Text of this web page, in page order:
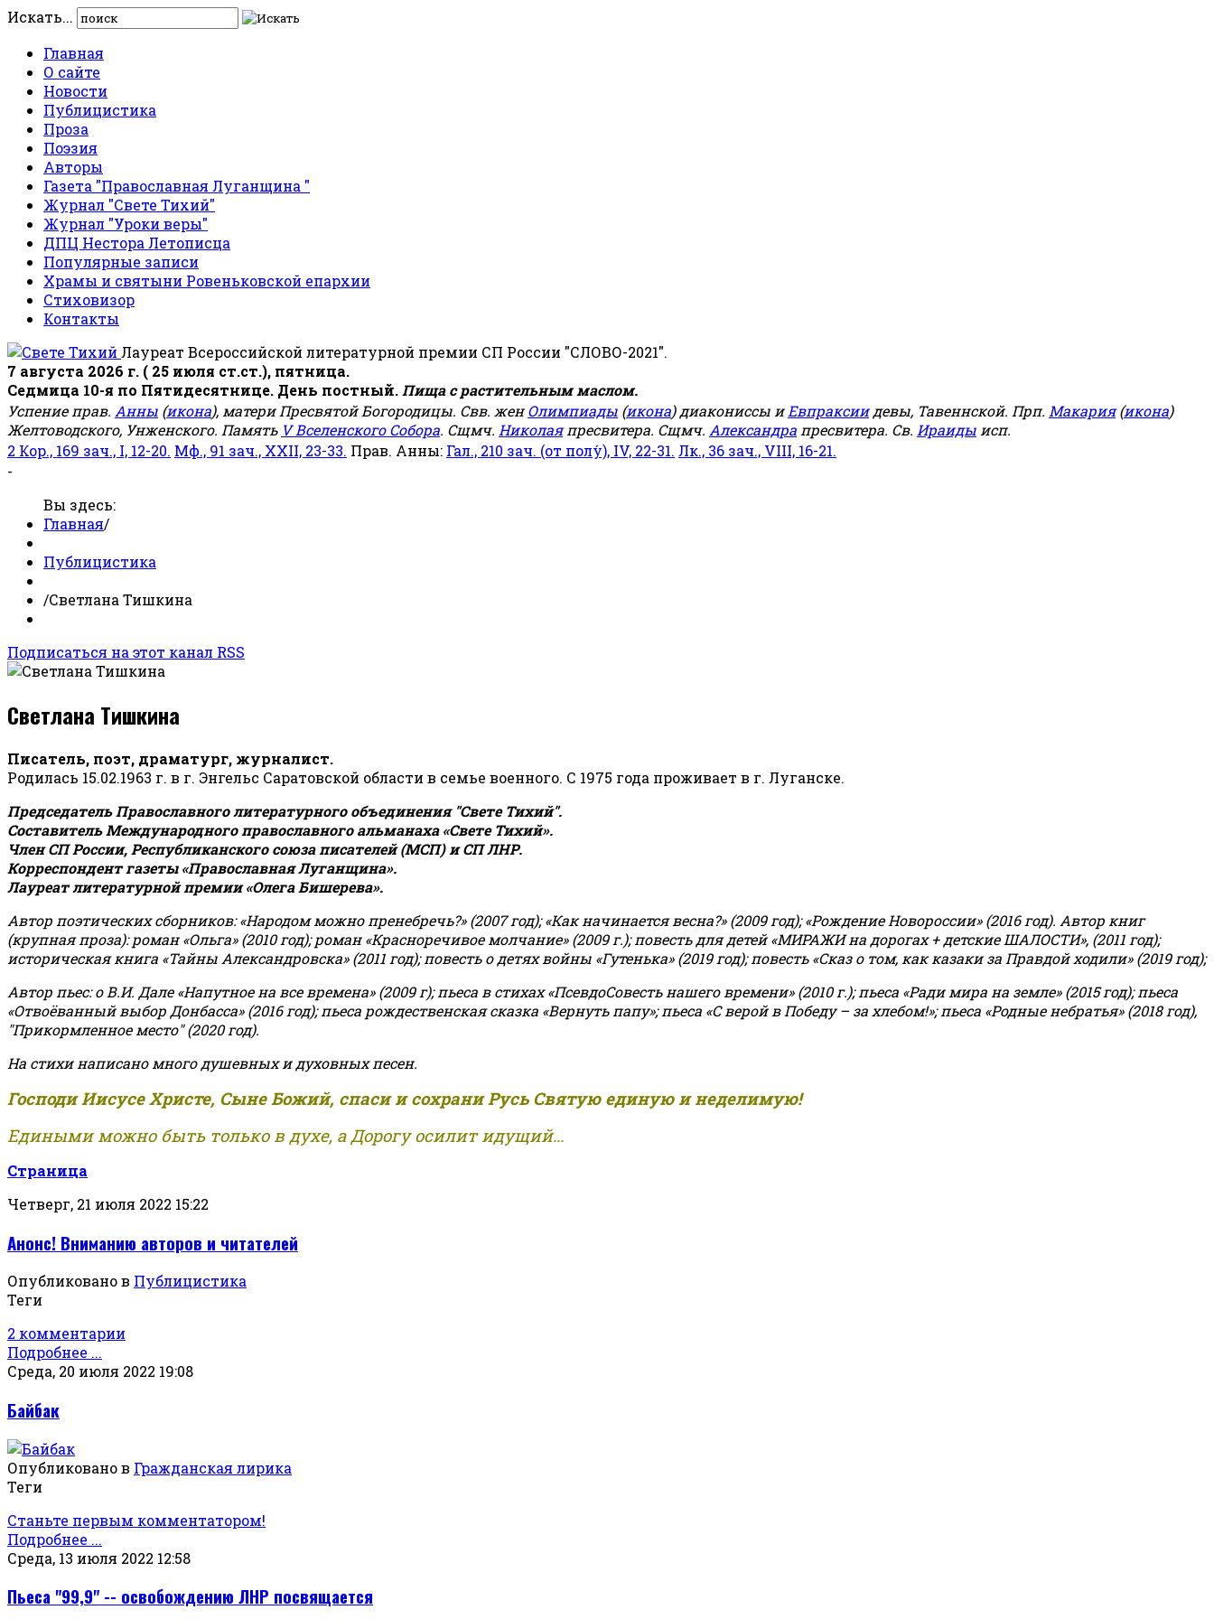
Искать...
Главная
О сайте
Новости
Публицистика
Проза
Поэзия
Авторы
Газета "Православная Луганщина "
Журнал "Свете Тихий"
Журнал "Уроки веры"
ДПЦ Нестора Летописца
Популярные записи
Храмы и святыни Ровеньковской епархии
Стиховизор
Контакты
Лауреат Всероссийской литературной премии СП России "СЛОВО-2021".
7 августа 2026 г. ( 25 июля ст.ст.), пятница.
Седмица 10-я по Пятидесятнице. День постный. Пища с растительным маслом.
Успение прав. Анны (икона), матери Пресвятой Богородицы. Свв. женОлимпиады (икона) диакониссы иЕвпраксиидевы, Тавеннской. Прп. Макария(икона)
Желтоводского, Унженского. Память V Вселенского Собора. Сщмч. Николаяпресвитера. Сщмч. Александра пресвитера. Св. Ираиды исп.
2 Кор., 169 зач., I, 12-20. Мф., 91 зач., XXII, 23-33. Прав. Анны: Гал., 210 зач. (от полу́), IV, 22-31. Лк., 36 зач., VIII, 16-21.
-
Вы здесь:
Главная/
Публицистика
/Светлана Тишкина
Подписаться на этот канал RSS
Светлана Тишкина
Писатель, поэт, драматург, журналист.
Родилась 15.02.1963 г. в г. Энгельс Саратовской области в семье военного. С 1975 года проживает в г. Луганске.
Председатель Православного литературного объединения "Свете Тихий".
Составитель Международного православного альманаха «Свете Тихий».
Член СП России, Республиканского союза писателей (МСП) и СП ЛНР.
Корреспондент газеты «Православная Луганщина».
Лауреат литературной премии «Олега Бишерева».
Автор поэтических сборников: «Народом можно пренебречь?» (2007 год); «Как начинается весна?» (2009 год); «Рождение Новороссии» (2016 год). Автор книг
(крупная проза): роман «Ольга» (2010 год); роман «Красноречивое молчание» (2009 г.); повесть для детей «МИРАЖИ на дорогах + детские ШАЛОСТИ», (2011 год);
историческая книга «Тайны Александровска» (2011 год); повесть о детях войны «Гутенька» (2019 год); повесть «Сказ о том, как казаки за Правдой ходили» (2019 год);
Автор пьес: о В.И. Дале «Напутное на все времена» (2009 г); пьеса в стихах «ПсевдоСовесть нашего времени» (2010 г.); пьеса «Ради мира на земле» (2015 год); пьеса
«Отвоёванный выбор Донбасса» (2016 год); пьеса рождественская сказка «Вернуть папу»; пьеса «С верой в Победу – за хлебом!»;пьеса «Родные небратья» (2018 год),
"Прикормленное место" (2020 год).
На стихи написано много душевных и духовных песен.
Господи Иисусе Христе, Сыне Божий, спаси и сохрани Русь Святую единую и неделимую!
Едиными можно быть только в духе, а Дорогу осилит идущий...
Страница
Четверг, 21 июля 2022 15:22
Анонс! Вниманию авторов и читателей
Опубликовано в Публицистика
Теги
2 комментарии
Подробнее ...
Среда, 20 июля 2022 19:08
Байбак
Опубликовано в Гражданская лирика
Теги
Станьте первым комментатором!
Подробнее ...
Среда, 13 июля 2022 12:58
Пьеса "99,9" -- освобождению ЛНР посвящается